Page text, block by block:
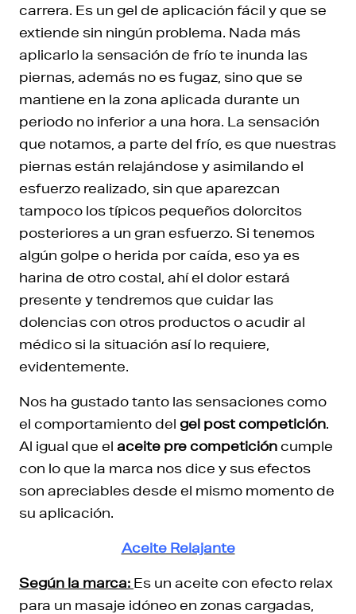
carrera. Es un gel de aplicación fácil y que se
extiende sin ningún problema. Nada más
aplicarlo la sensación de frío te inunda las
piernas, además no es fugaz, sino que se
mantiene en la zona aplicada durante un
periodo no inferior a una hora. La sensación
que notamos, a parte del frío, es que nuestras
piernas están relajándose y asimilando el
esfuerzo realizado, sin que aparezcan
tampoco los típicos pequeños dolorcitos
posteriores a un gran esfuerzo. Si tenemos
algún golpe o herida por caída, eso ya es
harina de otro costal, ahí el dolor estará
presente y tendremos que cuidar las
dolencias con otros productos o acudir al
médico si la situación así lo requiere,
evidentemente.
Nos ha gustado tanto las sensaciones como
el comportamiento del gel post competición.
Al igual que el aceite pre competicióncumple
con lo que la marca nos dice y sus efectos
son apreciables desde el mismo momento de
su aplicación.
Aceite Relajante
Según la marca: Es un aceite con efecto relax
para un masaje idóneo en zonas cargadas,